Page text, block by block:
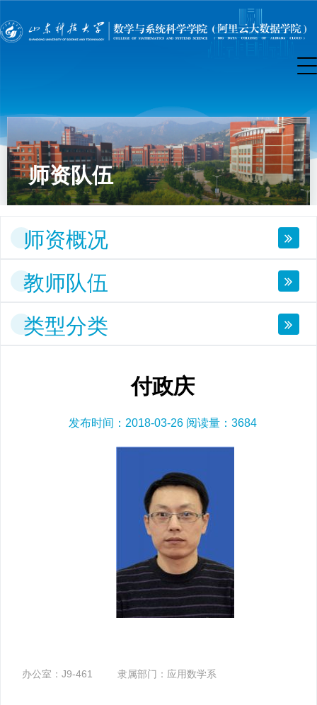
师资队伍
师资概况
教师队伍
类型分类
付政庆
发布时间：2018-03-26 阅读量： 3684
办公室： J9-461 隶属部门： 应用数学系